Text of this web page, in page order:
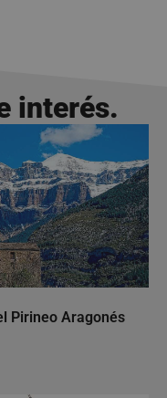
interés.
Pirineo Aragonés